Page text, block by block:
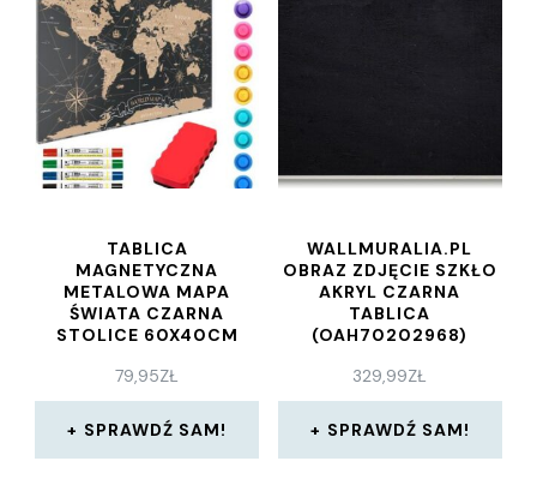
TABLICA
MAGNETYCZNA
METALOWA MAPA
ŚWIATA CZARNA
STOLICE 60X40CM
Z NADRUKIEM NA
WSZYSTKIE RODZAJE
MAGNESÓW
79,95ZŁ
SPRAWDŹ SAM!
WALLMURALIA.PL
OBRAZ ZDJĘCIE SZKŁO
AKRYL CZARNA
TABLICA
(OAH70202968)
329,99ZŁ
SPRAWDŹ SAM!